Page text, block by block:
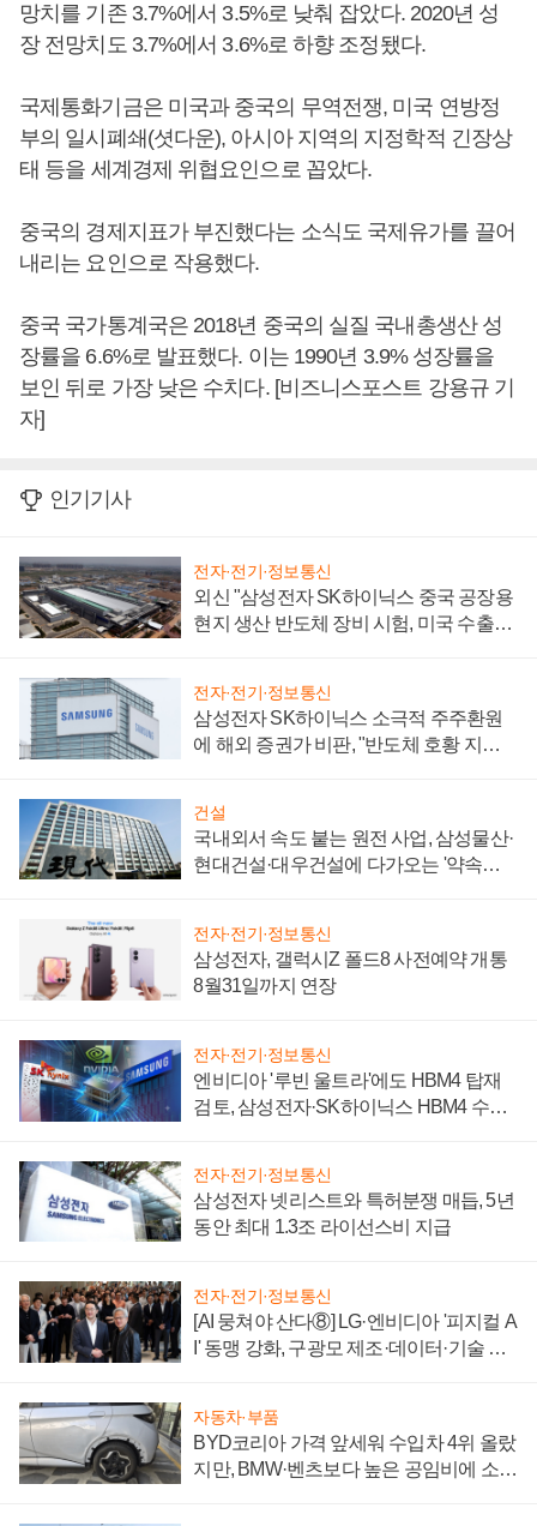
망치를 기존 3.7%에서 3.5%로 낮춰 잡았다. 2020년 성
장 전망치도 3.7%에서 3.6%로 하향 조정됐다.
국제통화기금은 미국과 중국의 무역전쟁, 미국 연방정
부의 일시폐쇄(셧다운), 아시아 지역의 지정학적 긴장상
태 등을 세계경제 위협요인으로 꼽았다.
중국의 경제지표가 부진했다는 소식도 국제유가를 끌어
내리는 요인으로 작용했다.
중국 국가통계국은 2018년 중국의 실질 국내총생산 성
장률을 6.6%로 발표했다. 이는 1990년 3.9% 성장률을
보인 뒤로 가장 낮은 수치다. [비즈니스포스트 강용규 기
자]
인기기사
전자·전기·정보통신
외신 "삼성전자 SK하이닉스 중국 공장용
현지 생산 반도체 장비 시험, 미국 수출통
전자·전기·정보통신
삼성전자 SK하이닉스 소극적 주주환원
에 해외 증권가 비판, "반도체 호황 지속
건설
국내외서 속도 붙는 원전 사업, 삼성물산·
현대건설·대우건설에 다가오는 '약속의
전자·전기·정보통신
삼성전자, 갤럭시Z 폴드8 사전예약 개통
8월31일까지 연장
전자·전기·정보통신
엔비디아 '루빈 울트라'에도 HBM4 탑재
검토, 삼성전자·SK하이닉스 HBM4 수율
전자·전기·정보통신
삼성전자 넷리스트와 특허분쟁 매듭, 5년
동안 최대 1.3조 라이선스비 지급
전자·전기·정보통신
[AI 뭉쳐야 산다⑧] LG·엔비디아 '피지컬 A
I' 동맹 강화, 구광모 제조·데이터·기술 결
자동차·부품
BYD코리아 가격 앞세워 수입차 4위 올랐
지만, BMW·벤츠보다 높은 공임비에 소비